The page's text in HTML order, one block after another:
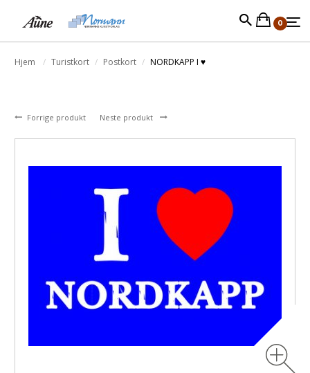
0
Hjem Turistkort Postkort NORDKAPP I ♥
Forrige produkt Neste produkt